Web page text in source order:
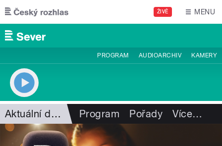
Přejít k hlavnímu obsahu
ŽIVĚ MENU
PROGRAM AUDIOARCHIV KAMERY
Aktuální dění Program Pořady Více…